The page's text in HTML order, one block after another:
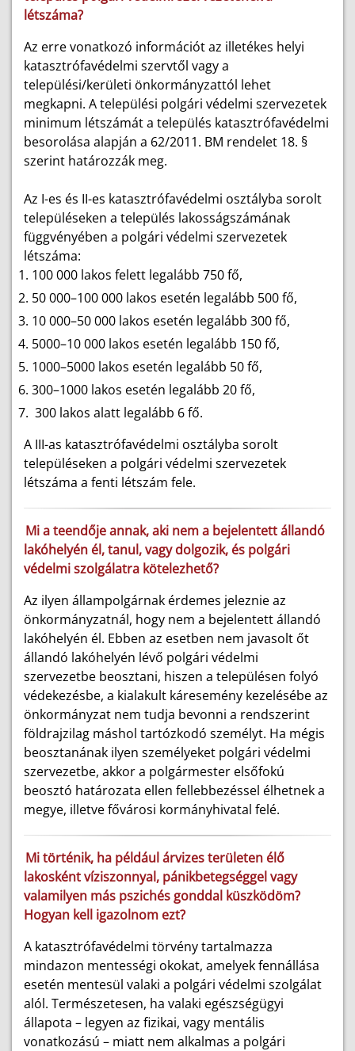
létszáma?
Az erre vonatkozó információt az illetékes helyi
katasztrófavédelmi szervtől vagy a
települési/kerületi önkormányzattól lehet
megkapni. A települési polgári védelmi szervezetek
minimum létszámát a település katasztrófavédelmi
besorolása alapján a 62/2011. BM rendelet 18. §
szerint határozzák meg.
Az I-es és II-es katasztrófavédelmi osztályba sorolt
településeken a település lakosságszámának
függvényében a polgári védelmi szervezetek
létszáma:
100 000 lakos felett legalább 750 fő,
50 000–100 000 lakos esetén legalább 500 fő,
10 000–50 000 lakos esetén legalább 300 fő,
5000–10 000 lakos esetén legalább 150 fő,
1000–5000 lakos esetén legalább 50 fő,
300–1000 lakos esetén legalább 20 fő,
300 lakos alatt legalább 6 fő.
A III-as katasztrófavédelmi osztályba sorolt
településeken a polgári védelmi szervezetek
létszáma a fenti létszám fele.
Mi a teendője annak, aki nem a bejelentett állandó
lakóhelyén él, tanul, vagy dolgozik, és polgári
védelmi szolgálatra kötelezhető?
Az ilyen állampolgárnak érdemes jeleznie az
önkormányzatnál, hogy nem a bejelentett állandó
lakóhelyén él. Ebben az esetben nem javasolt őt
állandó lakóhelyén lévő polgári védelmi
szervezetbe beosztani, hiszen a településen folyó
védekezésbe, a kialakult káresemény kezelésébe az
önkormányzat nem tudja bevonni a rendszerint
földrajzilag máshol tartózkodó személyt. Ha mégis
beosztanának ilyen személyeket polgári védelmi
szervezetbe, akkor a polgármester elsőfokú
beosztó határozata ellen fellebbezéssel élhetnek a
megye, illetve fővárosi kormányhivatal felé.
Mi történik, ha például árvizes területen élő
lakosként víziszonnyal, pánikbetegséggel vagy
valamilyen más pszichés gonddal küszködöm?
Hogyan kell igazolnom ezt?
A katasztrófavédelmi törvény tartalmazza
mindazon mentességi okokat, amelyek fennállása
esetén mentesül valaki a polgári védelmi szolgálat
alól. Természetesen, ha valaki egészségügyi
állapota – legyen az fizikai, vagy mentális
vonatkozású – miatt nem alkalmas a polgári